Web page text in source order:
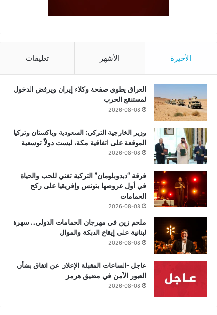
الأخيرة الأشهر تعليقات
العراق يطوي صفحة وكلاء إيران ويرفض الدخول
لمستنقع الحرب
2026-08-08
وزير الخارجية التركي: السعودية وباكستان وتركيا
الموقعة على اتفاقية مكة، ليست دولاً توسعية
2026-08-08
فرقة “ديدوبلومان” التركية تغني للحب والحياة
في أول عروضها بتونس وإفريقيا على ركح
الحمامات
2026-08-08
ملحم زين في مهرجان الحمامات الدولي… سهرة
لبنانية على إيقاع الدبكة والموال
2026-08-08
عاجل -الساعات المقبلة الإعلان عن اتفاق بشأن
العبور الآمن في مضيق هرمز
2026-08-08